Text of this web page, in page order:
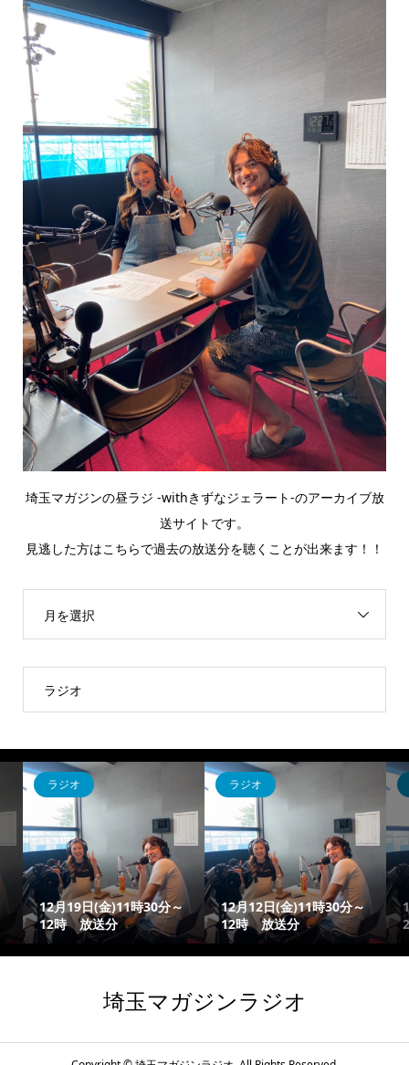
埼玉マガジンの昼ラジ -withきずなジェラート-のアーカイブ放
送サイトです。
見逃した方はこちらで過去の放送分を聴くことが出来ます！！
月を選択
ラジオ
ラジオ
12月19日(金)11時30分～
12時 放送分
ラジオ
12月12日(金)11時30分～
12時 放送分
埼玉マガジンラジオ